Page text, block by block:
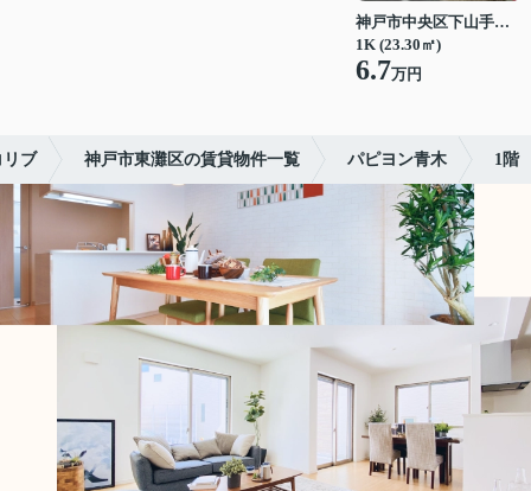
神戸市中央区下山手通７丁目
1K (23.30㎡)
6.7万円
リブ 神戸市東灘区の賃貸物件一覧 パピヨン青木 1階